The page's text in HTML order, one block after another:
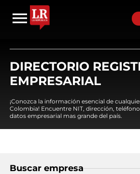
DIRECTORIO
EMPRESARIAL
¡Conozca la información esencial de
Colombia! Encuentre NIT, dirección,
datos empresarial mas grande del país.
Buscar empresa